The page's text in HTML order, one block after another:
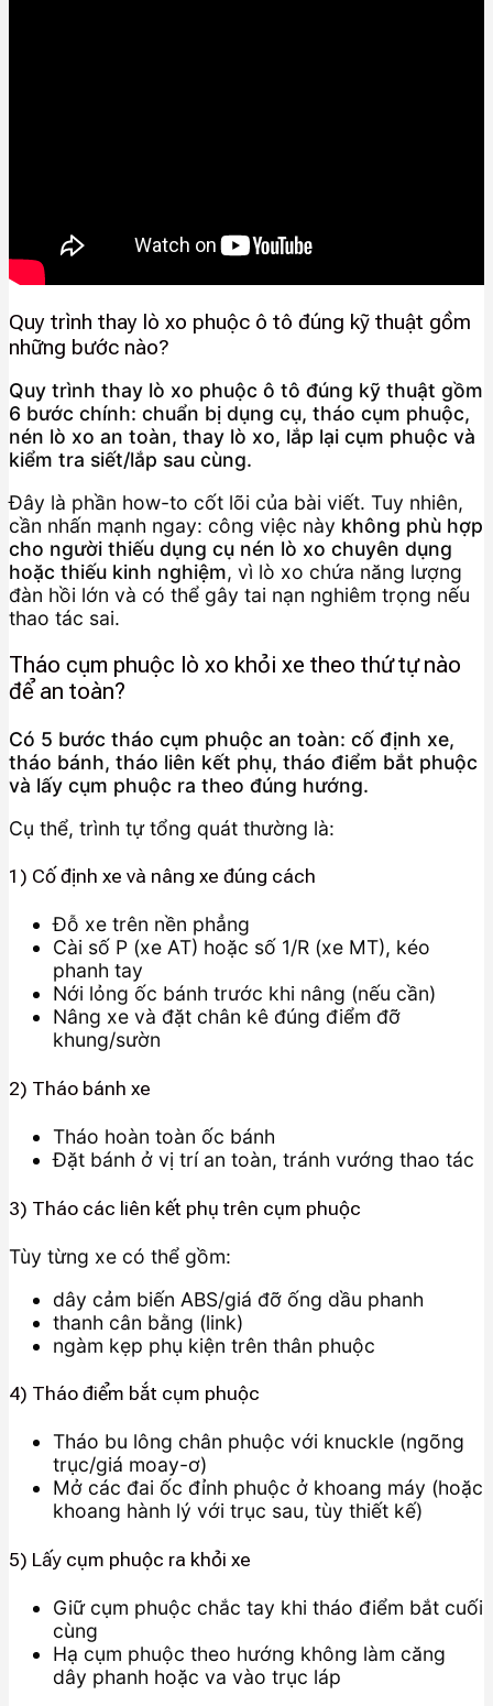
Quy trình thay lò xo phuộc ô tô đúng kỹ thuật gồm
những bước nào?
Quy trình thay lò xo phuộc ô tô đúng kỹ thuật gồm
6 bước chính: chuẩn bị dụng cụ, tháo cụm phuộc,
nén lò xo an toàn, thay lò xo, lắp lại cụm phuộc và
kiểm tra siết/lắp sau cùng.
Đây là phần how-to cốt lõi của bài viết. Tuy nhiên,
cần nhấn mạnh ngay: công việc này không phù hợp
cho người thiếu dụng cụ nén lò xo chuyên dụng
hoặc thiếu kinh nghiệm, vì lò xo chứa năng lượng
đàn hồi lớn và có thể gây tai nạn nghiêm trọng nếu
thao tác sai.
Tháo cụm phuộc lò xo khỏi xe theo thứ tự nào
để an toàn?
Có 5 bước tháo cụm phuộc an toàn: cố định xe,
tháo bánh, tháo liên kết phụ, tháo điểm bắt phuộc
và lấy cụm phuộc ra theo đúng hướng.
Cụ thể, trình tự tổng quát thường là:
1) Cố định xe và nâng xe đúng cách
Đỗ xe trên nền phẳng
Cài số P (xe AT) hoặc số 1/R (xe MT), kéo
phanh tay
Nới lỏng ốc bánh trước khi nâng (nếu cần)
Nâng xe và đặt chân kê đúng điểm đỡ
khung/sườn
2) Tháo bánh xe
Tháo hoàn toàn ốc bánh
Đặt bánh ở vị trí an toàn, tránh vướng thao tác
3) Tháo các liên kết phụ trên cụm phuộc
Tùy từng xe có thể gồm:
dây cảm biến ABS/giá đỡ ống dầu phanh
thanh cân bằng (link)
ngàm kẹp phụ kiện trên thân phuộc
4) Tháo điểm bắt cụm phuộc
Tháo bu lông chân phuộc với knuckle (ngõng
trục/giá moay-ơ)
Mở các đai ốc đỉnh phuộc ở khoang máy (hoặc
khoang hành lý với trục sau, tùy thiết kế)
5) Lấy cụm phuộc ra khỏi xe
Giữ cụm phuộc chắc tay khi tháo điểm bắt cuối
cùng
Hạ cụm phuộc theo hướng không làm căng
dây phanh hoặc va vào trục láp